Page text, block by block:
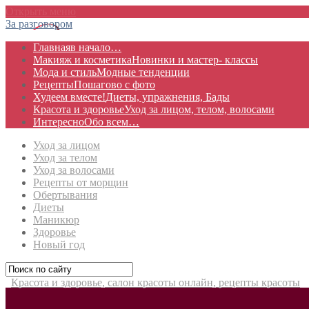
За разговором
Главнаяв начало…
Макияж и косметикаНовинки и мастер- классы
Мода и стильМодные тенденции
РецептыПошагово с фото
Худеем вместе!Диеты, упражнения, Бады
Красота и здоровьеУход за лицом, телом, волосами
ИнтересноОбо всем…
Уход за лицом
Уход за телом
Уход за волосами
Рецепты от морщин
Обертывания
Диеты
Маникюр
Здоровье
Новый год
Красота и здоровье, салон красоты онлайн, рецепты красоты